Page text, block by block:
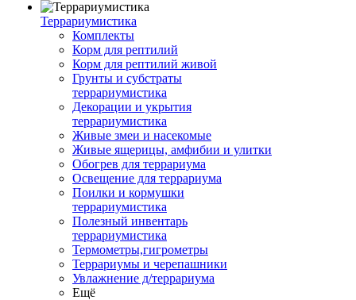
Террариумистика
Комплекты
Корм для рептилий
Корм для рептилий живой
Грунты и субстраты
террариумистика
Декорации и укрытия
террариумистика
Живые змеи и насекомые
Живые ящерицы, амфибии и улитки
Обогрев для террариума
Освещение для террариума
Поилки и кормушки
террариумистика
Полезный инвентарь
террариумистика
Термометры,гигрометры
Террариумы и черепашники
Увлажнение д/террариума
Ещё